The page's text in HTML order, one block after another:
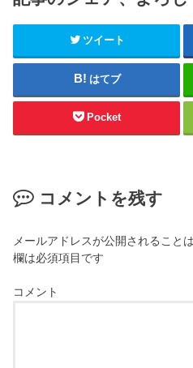
ツイート
はてブ
Pocket
コメントを残す
メールアドレスが公開されること
欄は必須項目です
コメント